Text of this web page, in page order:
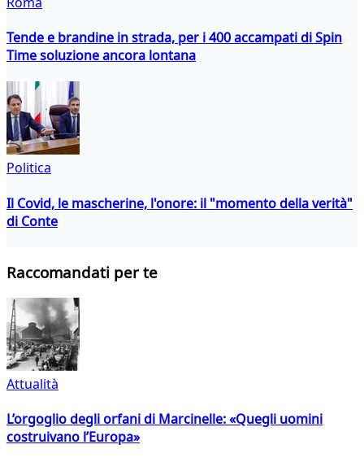
Tende e brandine in strada, per i 400 accampati di Spin
Time soluzione ancora lontana
Politica
Il Covid, le mascherine, l'onore: il "momento della verità"
di Conte
Raccomandati per te
Attualità
L’orgoglio degli orfani di Marcinelle: «Quegli uomini
costruivano l’Europa»